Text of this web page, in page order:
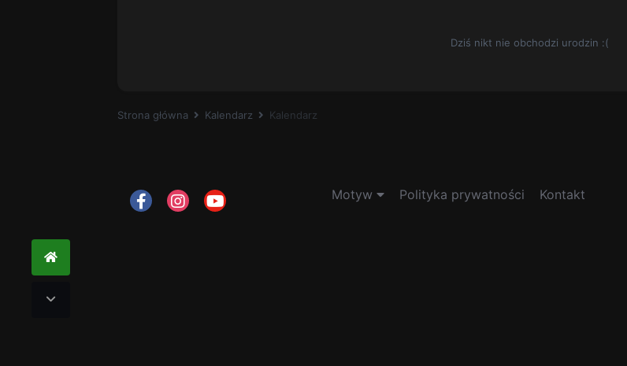
Dziś nikt nie obchodzi urodzin :(
Strona główna Kalendarz Kalendarz
Motyw Polityka prywatności Kontakt